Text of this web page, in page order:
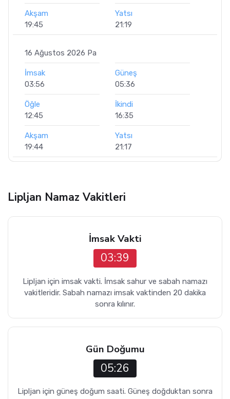
Akşam
19:45
Yatsı
21:19
16 Ağustos 2026 Pa
İmsak
03:56
Güneş
05:36
Öğle
12:45
İkindi
16:35
Akşam
19:44
Yatsı
21:17
Lipljan Namaz Vakitleri
İmsak Vakti
03:39
Lipljan için imsak vakti. İmsak sahur ve sabah namazı
vakitleridir. Sabah namazı imsak vaktinden 20 dakika
sonra kılınır.
Gün Doğumu
05:26
Lipljan için güneş doğum saati. Güneş doğduktan sonra